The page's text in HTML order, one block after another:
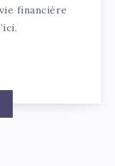
financière